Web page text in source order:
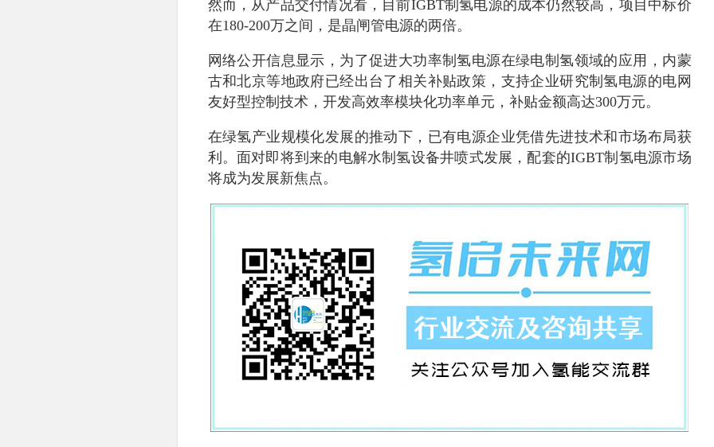
然而，从产品交付情况看，目前IGBT制氢电源的成本仍然较高，项目中标价
在180-200万之间，是晶闸管电源的两倍。
网络公开信息显示，为了促进大功率制氢电源在绿电制氢领域的应用，内蒙
古和北京等地政府已经出台了相关补贴政策，支持企业研究制氢电源的电网
友好型控制技术，开发高效率模块化功率单元，补贴金额高达300万元。
在绿氢产业规模化发展的推动下，已有电源企业凭借先进技术和市场布局获
利。面对即将到来的电解水制氢设备井喷式发展，配套的IGBT制氢电源市场
将成为发展新焦点。